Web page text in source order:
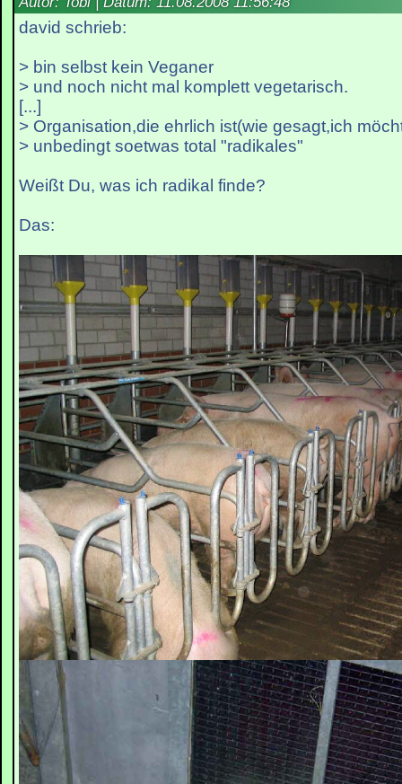
david schrieb:
> bin selbst kein Veganer
> und noch nicht mal komplett vegetarisch.
[...]
> Organisation,die ehrlich ist(wie gesagt,ich
> unbedingt soetwas total "radikales"
Weißt Du, was ich radikal finde?
Das: